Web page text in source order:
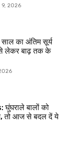
9, 2026
का अंतिम सूर्य
लेकर बाढ़ तक के
बालों को
तो आज से बदल दें ये